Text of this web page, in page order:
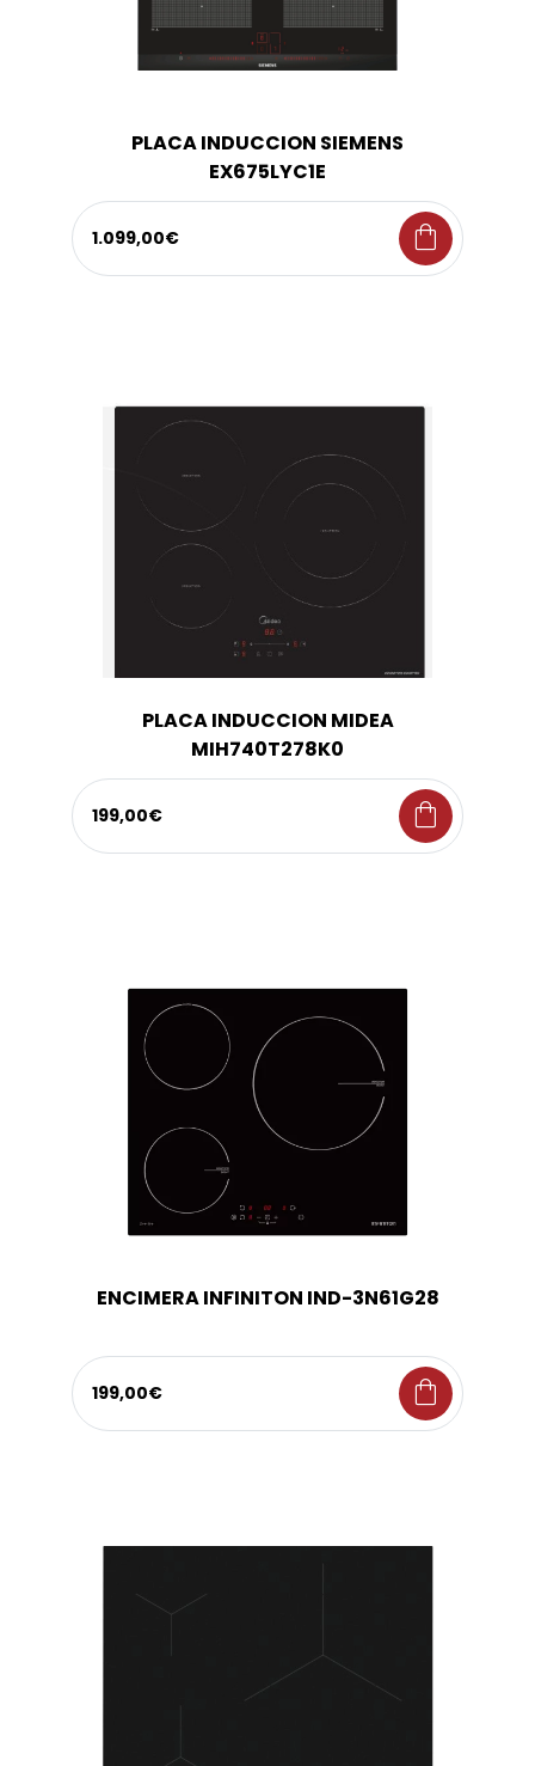
PLACA INDUCCION SIEMENS
EX675LYC1E
1.099,00€ shopping_bag
PLACA INDUCCION MIDEA
MIH740T278K0
199,00€ shopping_bag
ENCIMERA INFINITON IND-3N61G28
199,00€ shopping_bag